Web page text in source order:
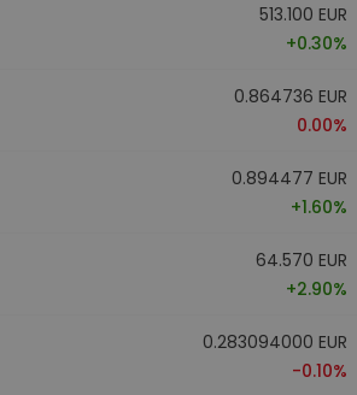
513.100 EUR
+0.30%
0.864736 EUR
0.00%
0.894477 EUR
+1.60%
64.570 EUR
+2.90%
0.283094000 EUR
-0.10%